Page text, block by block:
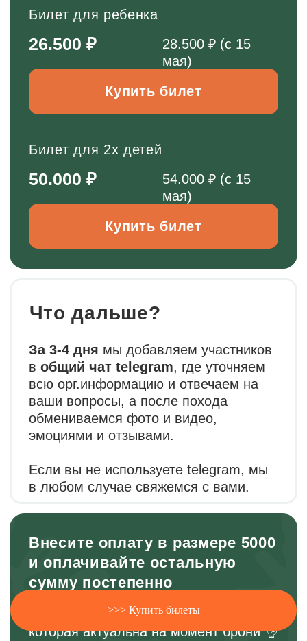
>>> Купить билеты